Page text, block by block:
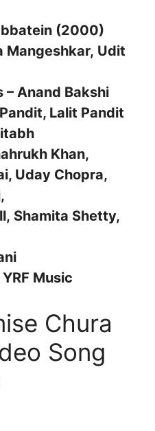
(2000)
Mangeshkar, Udit
– Anand Bakshi
Lalit Pandit
Khan,
Uday Chopra,
Shamita Shetty,
Music
Chura
Song